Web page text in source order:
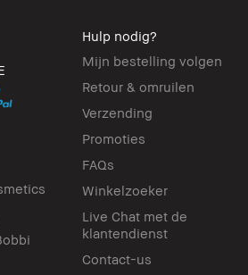
Hulp nodig?
Mijn bestelling volgen
Retour & omruilen
Verzending
Promoties
FAQs
Winkelzoeker
Live Chat met de
klantendienst
Contact-us